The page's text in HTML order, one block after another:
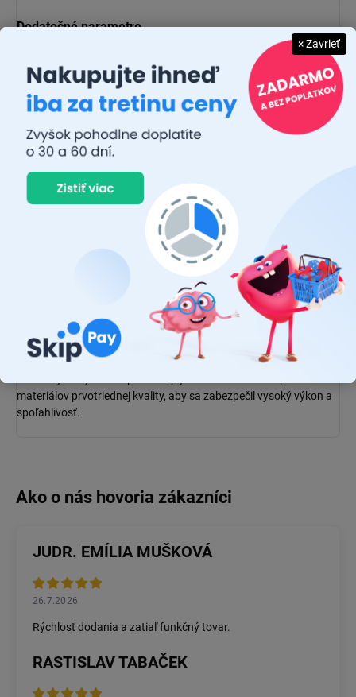
Dodatočné parametre
Kategória: Autodoplnky
EAN: 5021374969965
Kód: EB8328
Diskusia
Buďte prvý, kto napíše príspevok k tejto položke.
Je popredným distribútorom automobilových žiaroviek na trhu s
náhradnými dielmi so skladovými zásobami presahujúcimi 3,5
milióna kusov. Od najmenšej tachografovej žiarovky až po
xenónové výbojky a inovatívne halogénové žiarovky
materiálov prvotriednej kvality, aby sa zabezpečil vysoký výkon a
spoľahlivosť.
JUDR. EMÍLIA MUŠKOVÁ
26.7.2026
Rýchlosť dodania a zatiaľ funkčný tovar.
RASTISLAV TABAČEK
× Zavrieť